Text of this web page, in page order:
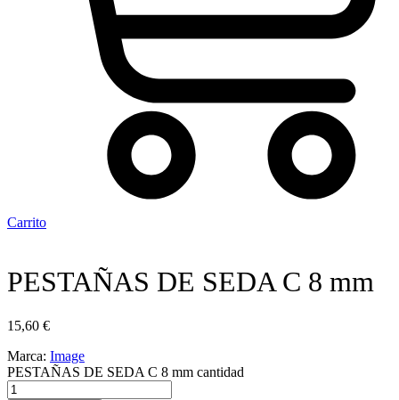
Carrito
PESTAÑAS DE SEDA C 8 mm
15,60 €
Marca: Image
PESTAÑAS DE SEDA C 8 mm cantidad